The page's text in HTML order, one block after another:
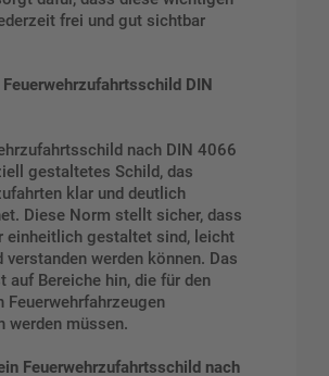
frei und gut sichtbar
DIN
nach DIN 4066
gestaltetes Schild, das
klar und deutlich
Diese Norm stellt sicher, dass
einheitlich gestaltet sind, leicht
verstanden werden können. Das
auf Bereiche hin, die für den
Feuerwehrfahrzeugen
werden müssen.
Feuerwehrzufahrtsschild nach